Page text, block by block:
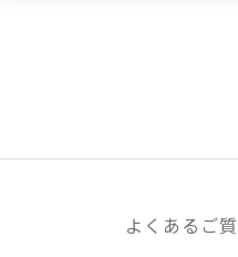
よくあるご